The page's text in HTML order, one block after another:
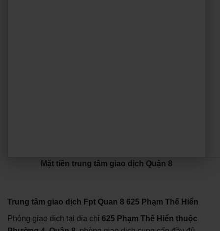
Mặt tiền trung tâm giao dịch Quận 8
Trung tâm giao dịch Fpt Quan 8 625 Phạm Thế Hiển
Phòng giao dịch tại địa chỉ 625 Phạm Thế Hiển thuộc